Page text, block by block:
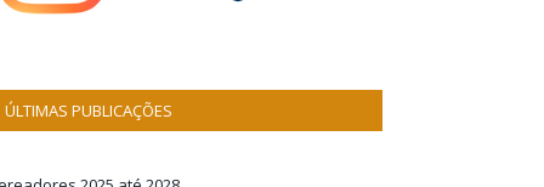
ÚLTIMAS PUBLICAÇÕES